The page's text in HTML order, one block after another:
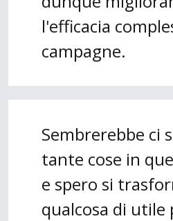
l'efficacia
campagne.
Sembrerebbe ci
tante cose in
e spero si
qualcosa di utile